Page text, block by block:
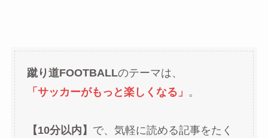
蹴り道FOOTBALLのテーマは、
「サッカーがもっと楽しくなる」 。
【10分以内】 で、気軽に読める記事をたく